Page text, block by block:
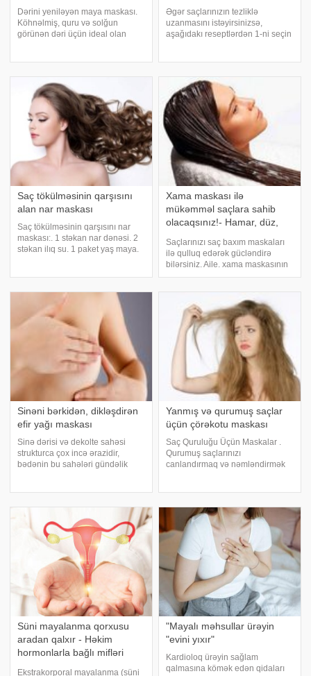
Dərini yeniləyən maya maskası.
Köhnəlmiş, quru və solğun
görünən dəri üçün ideal olan
yemək qaşığı yaş maya ilə
yaxşıca qarışdırın. B
Əgər saçlarınızın tezliklə
uzanmasını istəyirsinizsə,
aşağıdakı reseptlərdən 1-ni seçin
istiot əlavə edin. Saçlara çəki
Saç tökülməsinin qarşısını
alan nar maskası
Saç tökülməsinin qarşısını nar
maskası:. 1 stəkan nar dənəsi. 2
stəkan ilıq su. 1 paket yaş maya.
qoyaraq ağızını yaxşıca bağlayın
Xama maskası ilə
mükəmməl saçlara sahib
olacaqsınız!- Hamar, düz,
parıltı
Saçlarınızı saç baxım maskaları
ilə qulluq edərək gücləndirə
bilərsiniz. Aile. xama maskasının
hazırlanmasını təqdim edir.
çay qaşığı fındıq yağı. 1 çay
qaşığı sızma zeytun yağı. 1 çay
qaşığ
Sinəni bərkidən, dikləşdirən
efir yağı maskası
Sinə dərisi və dekolte sahəsi
strukturca çox incə ərazidir,
bədənin bu sahələri gündəlik
dərinin qəfəsini tonuslaşdırması
üçün müxtəli
Yanmış və qurumuş saçlar
üçün çörəkotu maskası
Saç Quruluğu Üçün Maskalar .
Qurumuş saçlarınızı
canlandırmaq və nəmləndirmək
saçlarınız quruyur və yanır.
Qurumuş saçları
Süni mayalanma qorxusu
aradan qalxır - Həkim
hormonlarla bağlı mifləri
Ekstrakorporal mayalanma (süni
"Mayalı məhsullar ürəyin
"evini yıxır"
Kardioloq ürəyin sağlam
qalmasına kömək edən qidaları